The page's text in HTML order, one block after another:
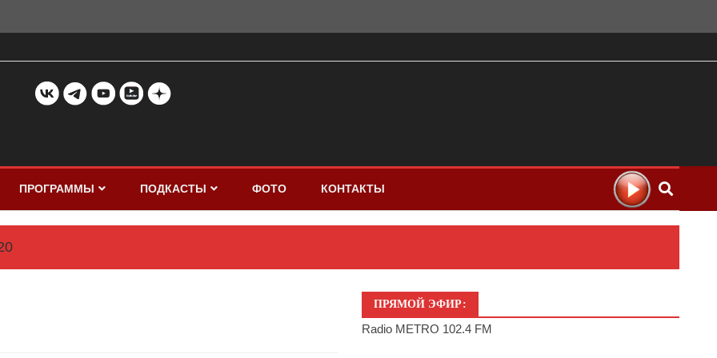
ПРОГРАММЫ ПОДКАСТЫ ФОТО КОНТАКТЫ
ПРЯМОЙ ЭФИР:
Radio METRO 102.4 FM